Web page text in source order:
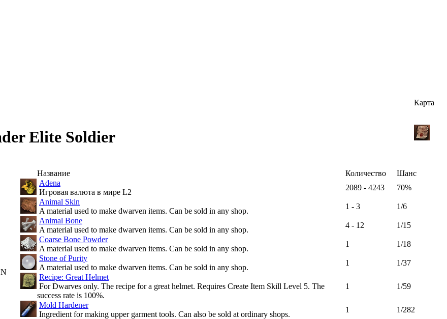
Карта
Elite Soldier
Название Количество
Шанс
Adena
Игровая валюта в мире L2
2089 - 4243
70%
Animal Skin
A material used to make dwarven items. Can be sold in any shop.
1 - 3
1/6
Animal Bone
A material used to make dwarven items. Can be sold in any shop.
4 - 12
1/15
Coarse Bone Powder
A material used to make dwarven items. Can be sold in any shop.
1
1/18
Stone of Purity
A material used to make dwarven items. Can be sold in any shop.
1
1/37
Recipe: Great Helmet
For Dwarves only. The recipe for a great helmet. Requires Create Item Skill Level 5. The
success rate is 100%.
1 1/59
Mold Hardener
Ingredient for making upper garment tools. Can also be sold at ordinary shops.
1
1/282